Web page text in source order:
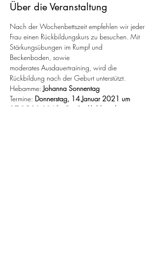
Über die Veranstaltung
Nach der Wochenbettszeit empfehlen wir jeder
Frau einen Rückbildungskurs zu besuchen. Mit
Stärkungsübungen im Rumpf und
Beckenboden, sowie
moderates Ausdauertraining, wird die
Rückbildung nach der Geburt unterstützt.
Hebamme: Johanna Sonnentag
Termine: Donnerstag, 14.Januar 2021 um
17.15-18.30 Uhr. Der Rückbildungskurs